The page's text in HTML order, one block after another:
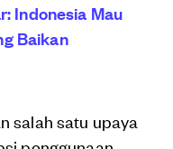
Indonesia Mau
Baikan
salah satu upaya